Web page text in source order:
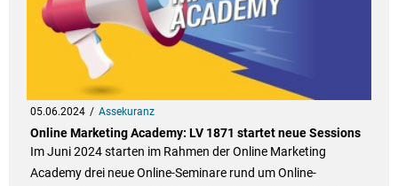
05.06.2024 Assekuranz
Online Marketing Academy: LV 1871 startet neue Sessions
Im Juni 2024 starten im Rahmen der Online Marketing
Academy drei neue Online-Seminare rund um Online-